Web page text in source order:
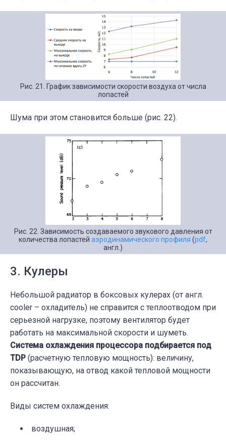
Рис. 21. График зависимости скорости воздуха от числа
лопастей
Шума при этом становится больше (рис. 22).
Рис. 22. Зависимость создаваемого звукового давления от
количества лопастей аэродинамического профиля (pdf,
англ.)
3. Кулеры
Небольшой радиатор в боксовых кулерах (от англ.
cooler – охладитель) не справится с теплоотводом при
серьезной нагрузке, поэтому вентилятор будет
работать на максимальной скорости и шуметь.
Система охлаждения процессора подбирается под
TDP (расчетную тепловую мощность): величину,
показывающую, на отвод какой тепловой мощности
он рассчитан.
Виды систем охлаждения:
воздушная;